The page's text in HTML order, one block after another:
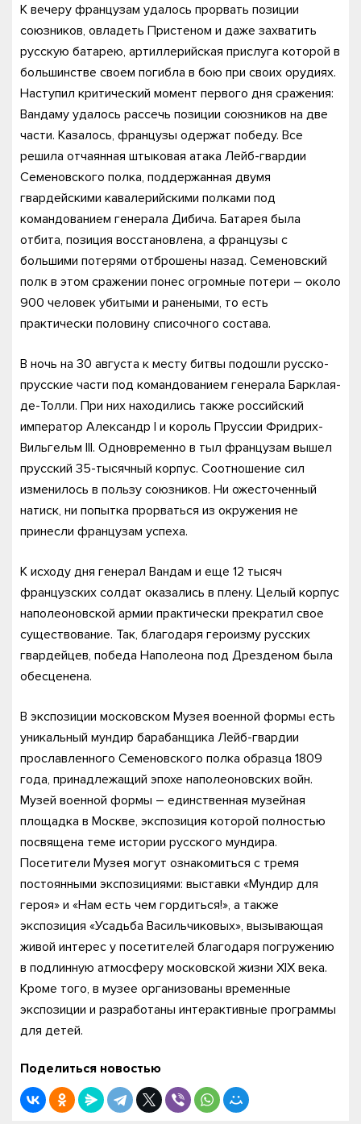
К вечеру французам удалось прорвать позиции
союзников, овладеть Пристеном и даже захватить
русскую батарею, артиллерийская прислуга которой в
большинстве своем погибла в бою при своих орудиях.
Наступил критический момент первого дня сражения:
Вандаму удалось рассечь позиции союзников на две
части. Казалось, французы одержат победу. Все
решила отчаянная штыковая атака Лейб-гвардии
Семеновского полка, поддержанная двумя
гвардейскими кавалерийскими полками под
командованием генерала Дибича. Батарея была
отбита, позиция восстановлена, а французы с
большими потерями отброшены назад. Семеновский
полк в этом сражении понес огромные потери – около
900 человек убитыми и ранеными, то есть
практически половину списочного состава.
В ночь на 30 августа к месту битвы подошли русско-
прусские части под командованием генерала Барклая-
де-Толли. При них находились также российский
император Александр I и король Пруссии Фридрих-
Вильгельм III. Одновременно в тыл французам вышел
прусский 35-тысячный корпус. Соотношение сил
изменилось в пользу союзников. Ни ожесточенный
натиск, ни попытка прорваться из окружения не
принесли французам успеха.
К исходу дня генерал Вандам и еще 12 тысяч
французских солдат оказались в плену. Целый корпус
наполеоновской армии практически прекратил свое
существование. Так, благодаря героизму русских
гвардейцев, победа Наполеона под Дрезденом была
обесценена.
В экспозиции московском Музея военной формы есть
уникальный мундир барабанщика Лейб-гвардии
прославленного Семеновского полка образца 1809
года, принадлежащий эпохе наполеоновских войн.
Музей военной формы – единственная музейная
площадка в Москве, экспозиция которой полностью
посвящена теме истории русского мундира.
Посетители Музея могут ознакомиться с тремя
постоянными экспозициями: выставки «Мундир для
героя» и «Нам есть чем гордиться!», а также
экспозиция «Усадьба Васильчиковых», вызывающая
живой интерес у посетителей благодаря погружению
в подлинную атмосферу московской жизни XIX века.
Кроме того, в музее организованы временные
экспозиции и разработаны интерактивные программы
для детей.
Поделиться новостью